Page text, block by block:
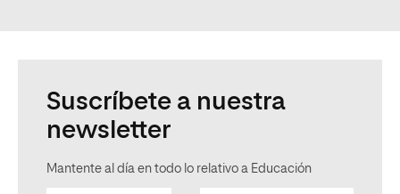
Suscríbete a nuestra
newsletter
Mantente al día en todo lo relativo a Educación